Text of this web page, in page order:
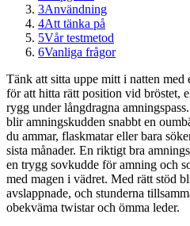
3Användning
4Att tänka på
5Vår testmetod
6Vanliga frågor
Tänk att sitta uppe mitt i natten
för att hitta rätt position vid bröstet,
rygg under långdragna
blir amningskudden snabbt en
du ammar, flaskmatar eller bara
sista månader. En riktigt bra
en trygg sovkudde för amning och
med magen i vädret. Med rätt stöd
avslappnade, och stunderna
obekväma twistar och ömma leder.